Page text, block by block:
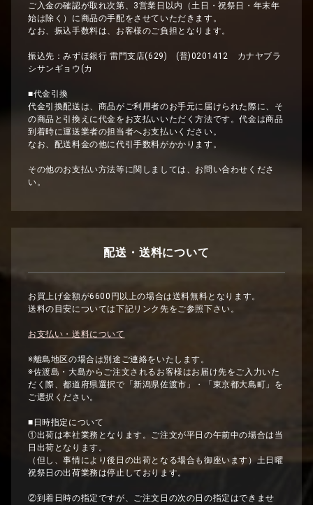
ご入金の確認が取れ次第、3営業日以内（土日・祝祭日・年末年
始は除く）に商品の手配をさせていただきます。
なお、振込手数料は、お客様のご負担となります。
振込先：みずほ銀行 雷門支店(629) (普)0201412 カナヤブラ
シサンギョウ(カ
■代金引換
代金引換配送は、商品がご利用者のお手元に届けられた際に、そ
の商品と引換えに代金をお支払いいただく方法です。代金は商品
到着時に運送業者の担当者へお支払いください。
なお、配送料金の他に代引手数料がかかります。
その他のお支払い方法等に関しましては、お問い合わせくださ
い。
配送・送料について
お買上げ金額が6600円以上の場合は送料無料となります。
送料の目安については下記リンク先をご参照下さい。
お支払い・送料について
※離島地区の場合は別途ご連絡をいたします。
※佐渡島・大島からご注文されるお客様はお届け先をご入力いた
だく際、都道府県選択で「新潟県佐渡市」・「東京都大島町」を
ご選択ください。
■日時指定について
①出荷は本社業務となります。ご注文が平日の午前中の場合は当
日出荷となります。
（但し、事情により後日の出荷となる場合も御座います）土日曜
祝祭日の出荷業務は停止しております。
②到着日時の指定ですが、ご注文日の次の日の指定はできませ